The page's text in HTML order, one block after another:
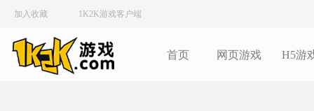
加入收藏 1K2K游戏客户端
首页 网页游戏 H5游